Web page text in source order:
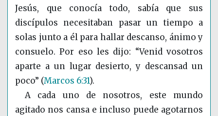
Jesús, que conocía todo, sabía que sus
discípulos necesitaban pasar un tiempo a
solas junto a él para hallar descanso, ánimo y
consuelo. Por eso les dijo: “Venid vosotros
aparte a un lugar desierto, y descansad un
poco” (Marcos 6:31).
A cada uno de nosotros, este mundo
agitado nos cansa e incluso puede agotarnos